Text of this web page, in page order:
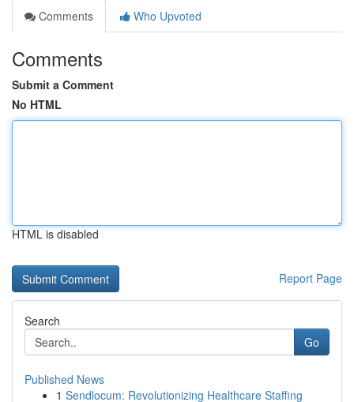
Comments
Who Upvoted
Comments
Submit a Comment
No HTML
HTML is disabled
Report Page
Search
Go
Published News
1 Sendlocum: Revolutionizing Healthcare Staffing